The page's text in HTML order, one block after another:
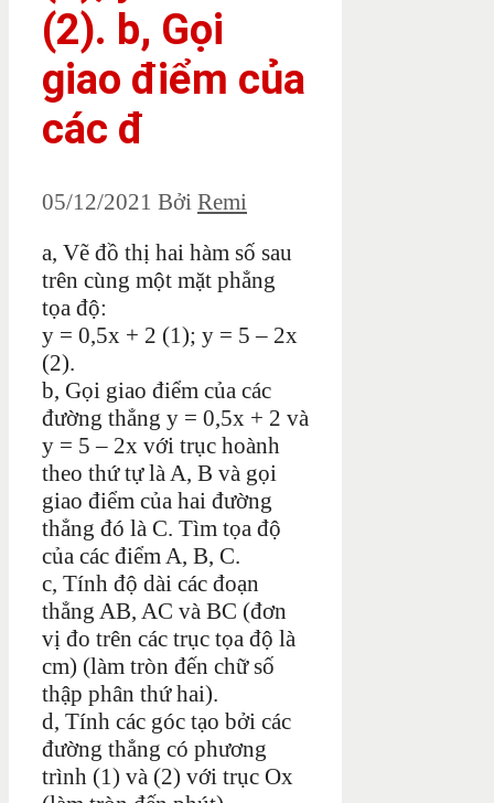
(2). b, Gọi
giao điểm của
các đ
05/12/2021 Bởi Remi
a, Vẽ đồ thị hai hàm số sau
trên cùng một mặt phẳng
tọa độ:
y = 0,5x + 2 (1); y = 5 – 2x
(2).
b, Gọi giao điểm của các
đường thẳng y = 0,5x + 2 và
y = 5 – 2x với trục hoành
theo thứ tự là A, B và gọi
giao điểm của hai đường
thẳng đó là C. Tìm tọa độ
của các điểm A, B, C.
c, Tính độ dài các đoạn
thẳng AB, AC và BC (đơn
vị đo trên các trục tọa độ là
cm) (làm tròn đến chữ số
thập phân thứ hai).
d, Tính các góc tạo bởi các
đường thẳng có phương
trình (1) và (2) với trục Ox